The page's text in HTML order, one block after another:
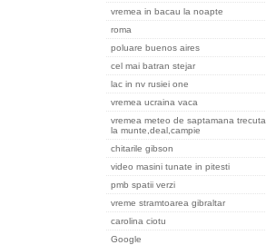
vremea in bacau la noapte
roma
poluare buenos aires
cel mai batran stejar
lac in nv rusiei one
vremea ucraina vaca
vremea meteo de saptamana trecuta
la munte,deal,campie
chitarile gibson
video masini tunate in pitesti
pmb spatii verzi
vreme stramtoarea gibraltar
carolina ciotu
Google